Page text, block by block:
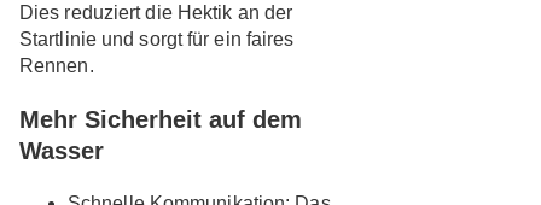
Dies reduziert die Hektik an der
Startlinie und sorgt für ein faires
Rennen.
Mehr Sicherheit auf dem
Wasser